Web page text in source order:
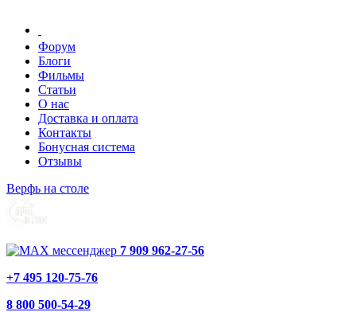
Форум
Блоги
Фильмы
Статьи
О нас
Доставка и оплата
Контакты
Бонусная система
Отзывы
Верфь на столе
7 909 962-27-56
+7 495 120-75-76
8 800 500-54-29